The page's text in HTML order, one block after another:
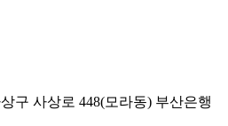
구 사상로 448(모라동) 부산은행